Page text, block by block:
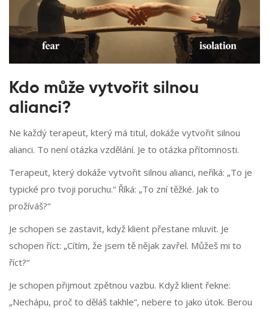
Kdo může vytvořit silnou
alianci?
Ne každý terapeut, který má titul, dokáže vytvořit silnou
alianci. To není otázka vzdělání. Je to otázka přítomnosti.
Terapeut, který dokáže vytvořit silnou alianci, neříká: „To je
typické pro tvoji poruchu.“ Říká: „To zní těžké. Jak to
prožíváš?“
Je schopen se zastavit, když klient přestane mluvit. Je
schopen říct: „Cítím, že jsem tě nějak zavřel. Můžeš mi to
říct?“
Je schopen přijmout zpětnou vazbu. Když klient řekne:
„Nechápu, proč to děláš takhle“, nebere to jako útok. Berou